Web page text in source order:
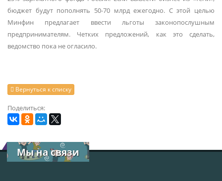
бюджет будут пополнять 50-70 млрд ежегодно. С этой целью
Минфин предлагает ввести льготы законопослушным
предпринимателям. Четких предложений, как это сделать,
ведомство пока не огласило.
Вернуться к списку
Поделиться:
Мы на связи